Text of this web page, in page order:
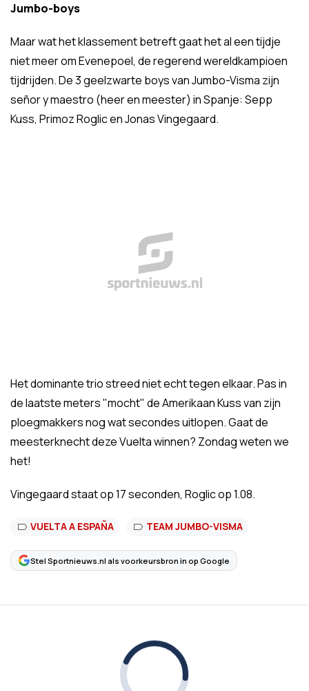
Jumbo-boys
Maar wat het klassement betreft gaat het al een tijdje
niet meer om Evenepoel, de regerend wereldkampioen
tijdrijden. De 3 geelzwarte boys van Jumbo-Visma zijn
señor y maestro (heer en meester) in Spanje: Sepp
Kuss, Primoz Roglic en Jonas Vingegaard.
Het dominante trio streed niet echt tegen elkaar. Pas in
de laatste meters "mocht" de Amerikaan Kuss van zijn
ploegmakkers nog wat secondes uitlopen. Gaat de
meesterknecht deze Vuelta winnen? Zondag weten we
het!
Vingegaard staat op 17 seconden, Roglic op 1.08.
VUELTA A ESPAÑA TEAM JUMBO-VISMA
Stel Sportnieuws.nl als voorkeursbron in op Google